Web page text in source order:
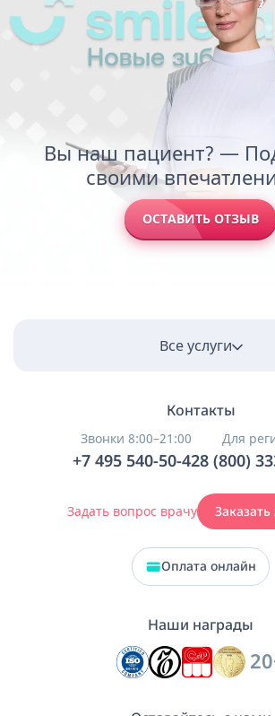
Вы наш пациент? —
своими
ОСТАВИТЬ ОТЗЫВ
Все услуги
Контакты
Звонки 8:00–21:00
+7 495 540-50-42
Для
8 (800)
Задать вопрос врачу Заказать
Оплата онлайн
Наши награды